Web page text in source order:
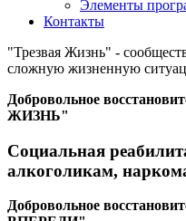
Элементы
Контакты
"Трезвая Жизнь" -
сложную жизненную
Добровольное
ЖИЗНЬ"
Социальная
алкоголикам,
Добровольное